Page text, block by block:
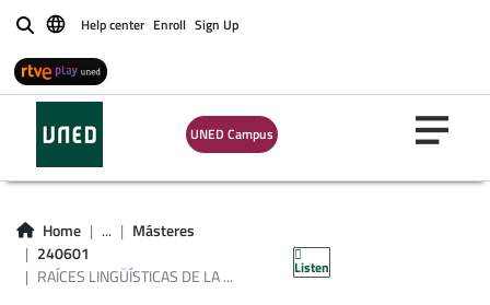
BuscarHelp center Enroll Sign Up
UNED Campus
Home ...
Másteres
240601
RAÍCES LINGÜÍSTICAS DE LA ...
Listen
RAÍCES
LINGÜÍSTICAS DE LA
PENÍNSULA IBÉRICA